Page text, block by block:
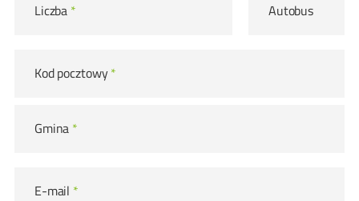
Liczba * Autobus
Kod pocztowy*
Gmina *
E-mail *